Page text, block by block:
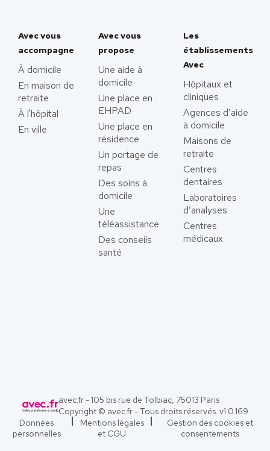
Avec vous
accompagne
À domicile
En maison de
retraite
À l'hôpital
En ville
Avec vous
propose
Une aide à
domicile
Une place en
EHPAD
Une place en
résidence
Un portage de
repas
Des soins à
domicile
Une
téléassistance
Des conseils
santé
Les
établissements
Avec
Hôpitaux et
cliniques
Agences d’aide
à domicile
Maisons de
retraite
Centres
dentaires
Laboratoires
d’analyses
Centres
médicaux
avec.fr - 105 bis rue de Tolbiac, 75013 Paris
Copyright © avec.fr - Tous droits réservés. v1.0.169
Données
personnelles
Mentions légales
et CGU
Gestion des cookies et
consentements